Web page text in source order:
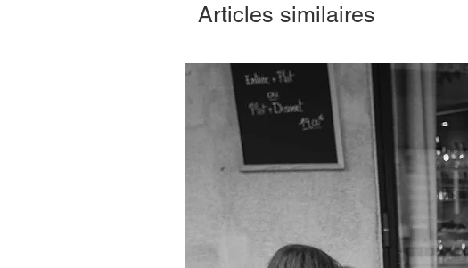
Articles similaires